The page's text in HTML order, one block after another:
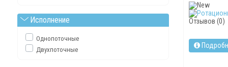
Исполнение
Однопоточные
Двухпоточные
Отзывов (0)